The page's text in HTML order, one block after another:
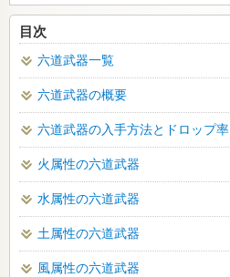
目次
六道武器一覧
六道武器の概要
六道武器の入手方法とドロップ率
火属性の六道武器
水属性の六道武器
土属性の六道武器
風属性の六道武器